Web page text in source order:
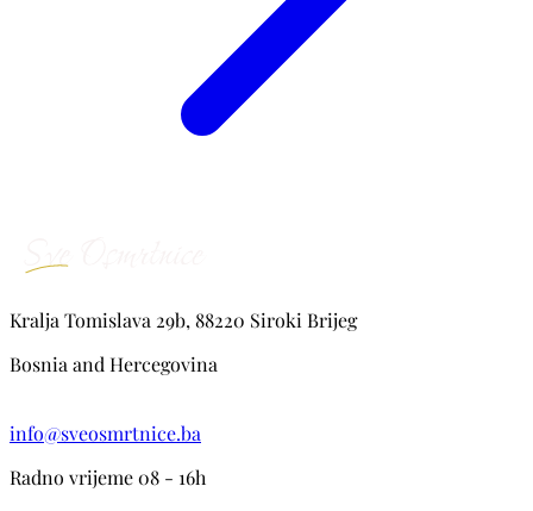
Kralja Tomislava 29b, 88220 Siroki Brijeg
Bosnia and Hercegovina
info@sveosmrtnice.ba
Radno vrijeme 08 - 16h